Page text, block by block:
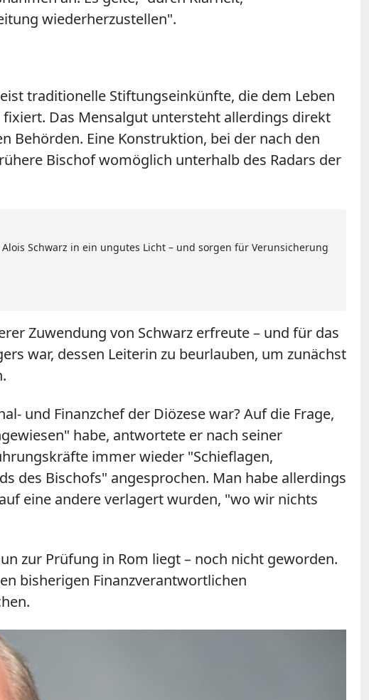
wiederherzustellen".
traditionelle Stiftungseinkünfte, die dem Leben
Das Mensalgut untersteht allerdings direkt
Behörden. Eine Konstruktion, bei der nach den
Bischof womöglich unterhalb des Radars der
Schwarz in ein ungutes Licht – und sorgen für Verunsicherung
Zuwendung von Schwarz erfreute – und für das
war, dessen Leiterin zu beurlauben, um zunächst
und Finanzchef der Diözese war? Auf die Frage,
habe, antwortete er nach seiner
immer wieder "Schieflagen,
des Bischofs" angesprochen. Man habe allerdings
eine andere verlagert wurden, "wo wir nichts
zur Prüfung in Rom liegt – noch nicht geworden.
bisherigen Finanzverantwortlichen